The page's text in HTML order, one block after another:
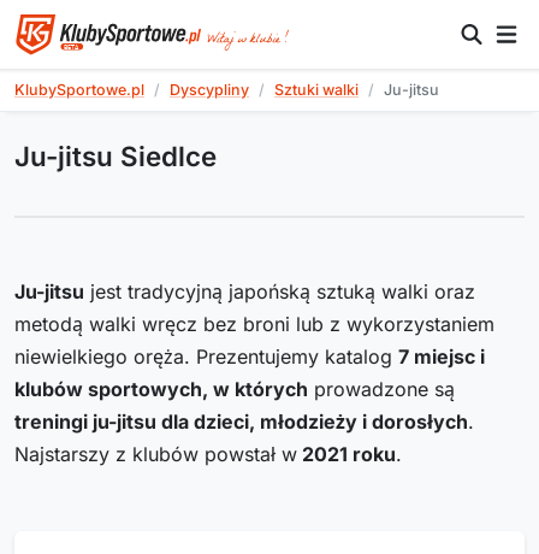
KlubySportowe.pl Dyscypliny Sztuki walki Ju-jitsu
Ju-jitsu Siedlce
Ju-jitsu jest tradycyjną japońską sztuką walki oraz
metodą walki wręcz bez broni lub z wykorzystaniem
niewielkiego oręża. Prezentujemy katalog 7 miejsc i
klubów sportowych, w których prowadzone są
treningi ju-jitsu dla dzieci, młodzieży i dorosłych.
Najstarszy z klubów powstał w 2021 roku.